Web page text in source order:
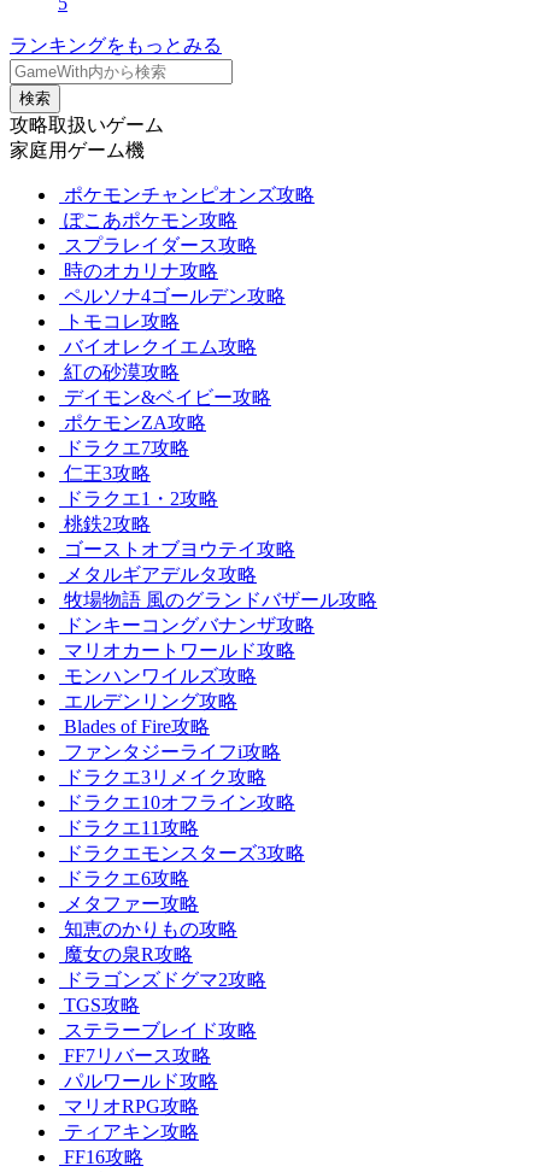
ランキングをもっとみる
検索
攻略取扱いゲーム
家庭用ゲーム機
ポケモンチャンピオンズ攻略
ぽこあポケモン攻略
スプラレイダース攻略
時のオカリナ攻略
ペルソナ4ゴールデン攻略
トモコレ攻略
バイオレクイエム攻略
紅の砂漠攻略
デイモン&ベイビー攻略
ポケモンZA攻略
ドラクエ7攻略
仁王3攻略
ドラクエ1・2攻略
桃鉄2攻略
ゴーストオブヨウテイ攻略
メタルギアデルタ攻略
牧場物語 風のグランドバザール攻略
ドンキーコングバナンザ攻略
マリオカートワールド攻略
モンハンワイルズ攻略
エルデンリング攻略
Blades of Fire攻略
ファンタジーライフi攻略
ドラクエ3リメイク攻略
ドラクエ10オフライン攻略
ドラクエ11攻略
ドラクエモンスターズ3攻略
ドラクエ6攻略
メタファー攻略
知恵のかりもの攻略
魔女の泉R攻略
ドラゴンズドグマ2攻略
TGS攻略
ステラーブレイド攻略
FF7リバース攻略
パルワールド攻略
マリオRPG攻略
ティアキン攻略
FF16攻略